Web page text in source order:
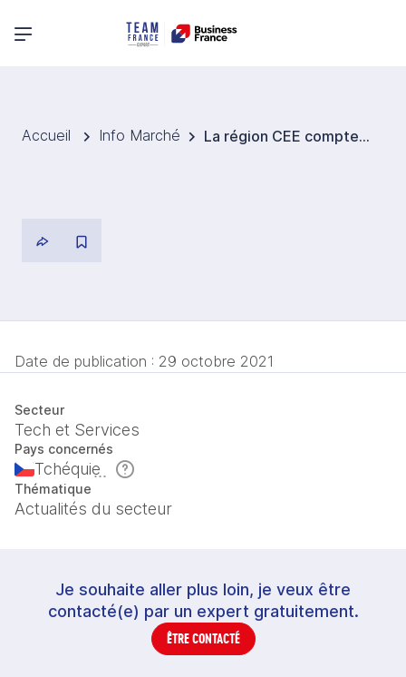
Menu principal
Accueil Info Marché La région CEE compte déjà 34 licornes, dont 8 viennent de Pologne
Date de publication : 29 octobre 2021
Secteur
Tech et Services
Pays concernés
Tchéquie
Thématique
Actualités du secteur
Je souhaite aller plus loin, je veux être
contacté(e) par un expert gratuitement.
ÊTRE CONTACTÉ